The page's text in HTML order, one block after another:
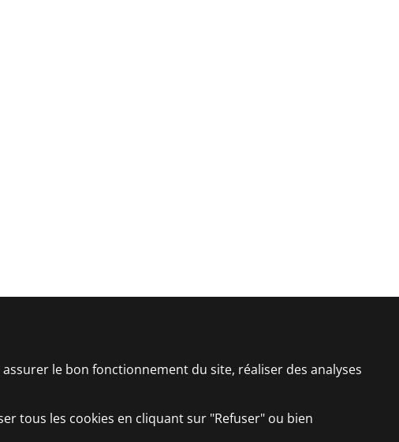
le bon fonctionnement du site, réaliser des analyses
tous les cookies en cliquant sur "Refuser" ou bien